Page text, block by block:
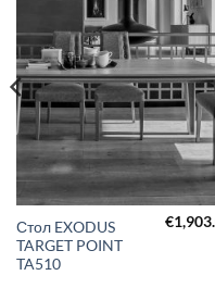
Стол EXODUS
TARGET POINT
TA510
€